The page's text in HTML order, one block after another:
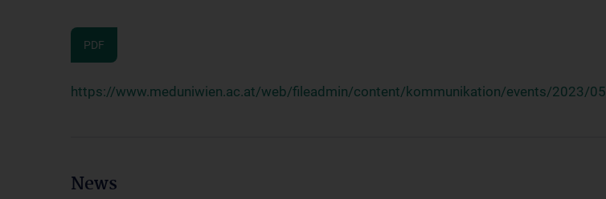
PDF
https://www.meduniwien.ac.at/web/fileadmin/content/kommunikation/events/2023/
News